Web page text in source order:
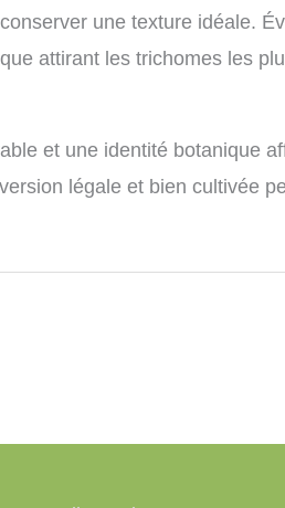
une texture idéale.
attirant les trichomes les
et une identité botanique
légale et bien cultivée